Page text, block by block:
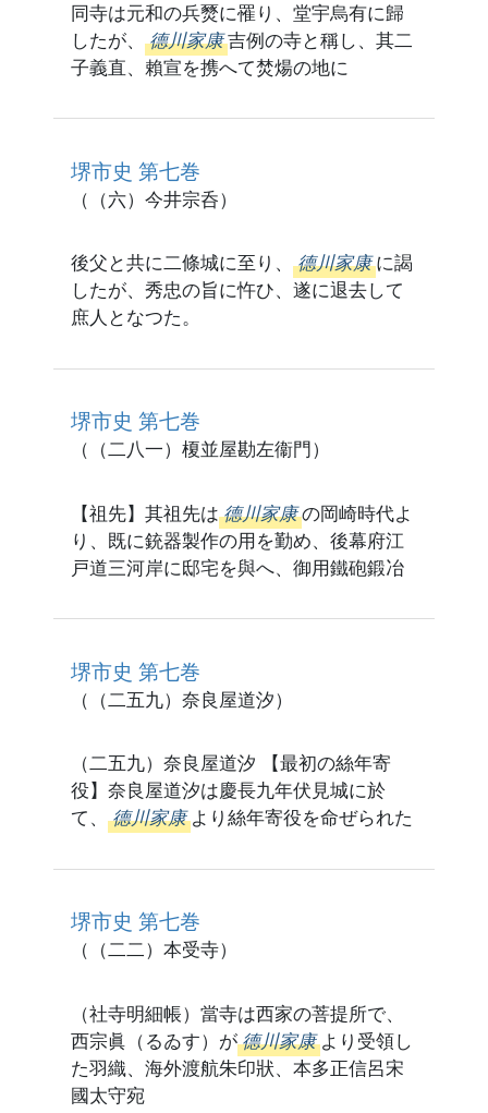
同寺は元和の兵燹に罹り、堂宇烏有に歸
したが、 德川家康 吉例の寺と稱し、其二
子義直、賴宣を携へて焚煬の地に
堺市史 第七巻
（（六）今井宗呑）
後父と共に二條城に至り、 德川家康 に謁
したが、秀忠の旨に忤ひ、遂に退去して
庶人となつた。
堺市史 第七巻
（（二八一）榎並屋勘左衞門）
【祖先】其祖先は 德川家康 の岡崎時代よ
り、既に銃器製作の用を勤め、後幕府江
戸道三河岸に邸宅を與へ、御用鐵砲鍛冶
堺市史 第七巻
（（二五九）奈良屋道汐）
（二五九）奈良屋道汐 【最初の絲年寄
役】奈良屋道汐は慶長九年伏見城に於
て、 德川家康 より絲年寄役を命ぜられた
堺市史 第七巻
（（二二）本受寺）
（社寺明細帳）當寺は西家の菩提所で、
西宗眞（るゐす）が 德川家康 より受領し
た羽織、海外渡航朱印狀、本多正信呂宋
國太守宛